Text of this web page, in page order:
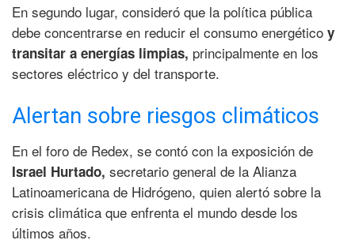
En segundo lugar, consideró que la política pública
debe concentrarse en reducir el consumo energético y
transitar a energías limpias, principalmente en los
sectores eléctrico y del transporte.
Alertan sobre riesgos climáticos
En el foro de Redex, se contó con la exposición de
Israel Hurtado, secretario general de la Alianza
Latinoamericana de Hidrógeno, quien alertó sobre la
crisis climática que enfrenta el mundo desde los
últimos años.